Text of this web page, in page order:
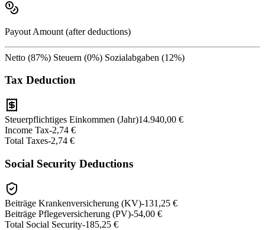
Payout Amount (after deductions)
Netto (87%) Steuern (0%) Sozialabgaben (12%)
Tax Deduction
Steuerpflichtiges Einkommen (Jahr)14.940,00 €
Income Tax-2,74 €
Total Taxes-2,74 €
Social Security Deductions
Beiträge Krankenversicherung (KV)-131,25 €
Beiträge Pflegeversicherung (PV)-54,00 €
Total Social Security-185,25 €